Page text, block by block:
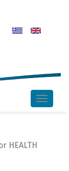
Toggle
HEALTH